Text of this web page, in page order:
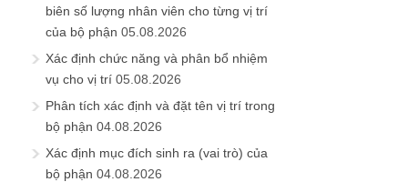
biên số lượng nhân viên cho từng vị trí
của bộ phận 05.08.2026
Xác định chức năng và phân bổ nhiệm
vụ cho vị trí 05.08.2026
Phân tích xác định và đặt tên vị trí trong
bộ phận 04.08.2026
Xác định mục đích sinh ra (vai trò) của
bộ phận 04.08.2026